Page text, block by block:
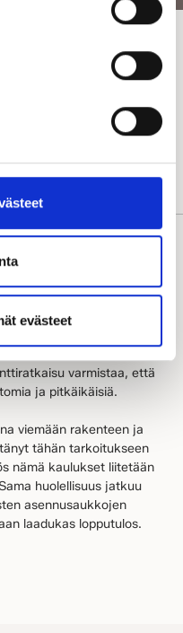
evästeet
varmistaa, että
ja pitkäikäisiä.
viemään rakenteen ja
tähän tarkoitukseen
nämä kaulukset liitetään
huolellisuus jatkuu
asennusaukkojen
laadukas lopputulos.